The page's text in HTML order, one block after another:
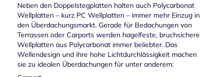
Neben den Doppelstegplatten halten auch Polycarbonat
Wellplatten – kurz PC Wellplatten – immer mehr Einzug in
den Überdachungsmarkt. Gerade für Bedachungen von
Terrassen oder Carports werden hagelfeste, bruchsichere
Wellplatten aus Polycarbonat immer beliebter. Das
Wellendesign und ihre hohe Lichtdurchlässigkeit machen
sie zu idealen Überdachungen für unter anderem: